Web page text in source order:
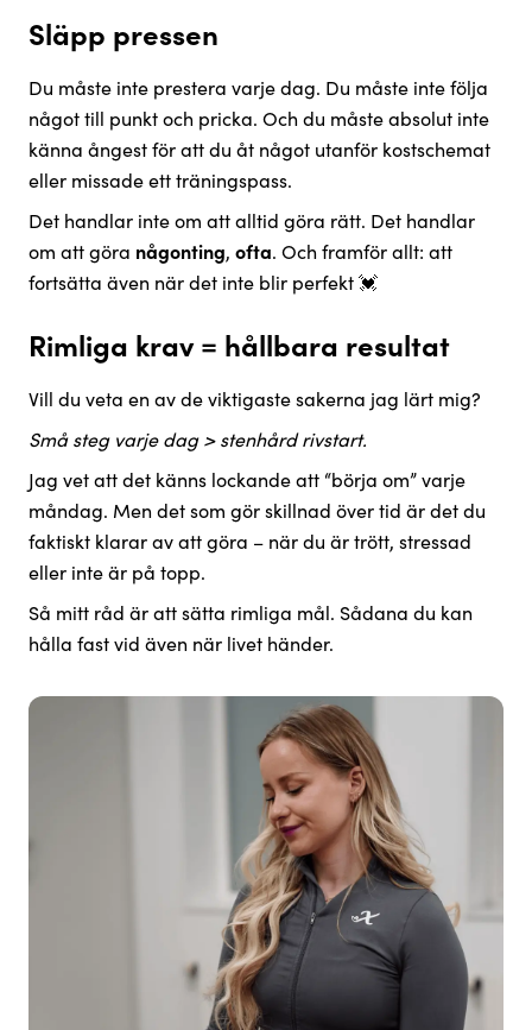
Släpp pressen
Du måste inte prestera varje dag. Du måste inte följa
något till punkt och pricka. Och du måste absolut inte
känna ångest för att du åt något utanför kostschemat
eller missade ett träningspass.
Det handlar inte om att alltid göra rätt. Det handlar
om att göra någonting, ofta. Och framför allt: att
fortsätta även när det inte blir perfekt 💓
Rimliga krav = hållbara resultat
Vill du veta en av de viktigaste sakerna jag lärt mig?
Små steg varje dag > stenhård rivstart.
Jag vet att det känns lockande att “börja om” varje
måndag. Men det som gör skillnad över tid är det du
faktiskt klarar av att göra – när du är trött, stressad
eller inte är på topp.
Så mitt råd är att sätta rimliga mål. Sådana du kan
hålla fast vid även när livet händer.